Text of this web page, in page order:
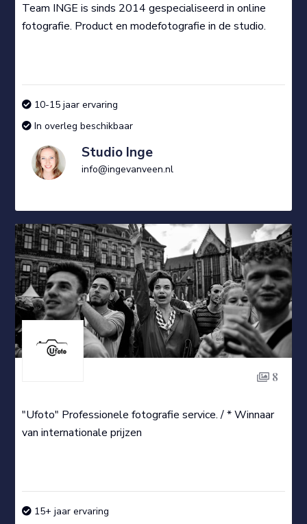
Team INGE is sinds 2014 gespecialiseerd in online
fotografie. Product en modefotografie in de studio.
10-15 jaar ervaring
In overleg beschikbaar
Studio Inge
info@ingevanveen.nl
8
"Ufoto" Professionele fotografie service. / * Winnaar
van internationale prijzen
15+ jaar ervaring